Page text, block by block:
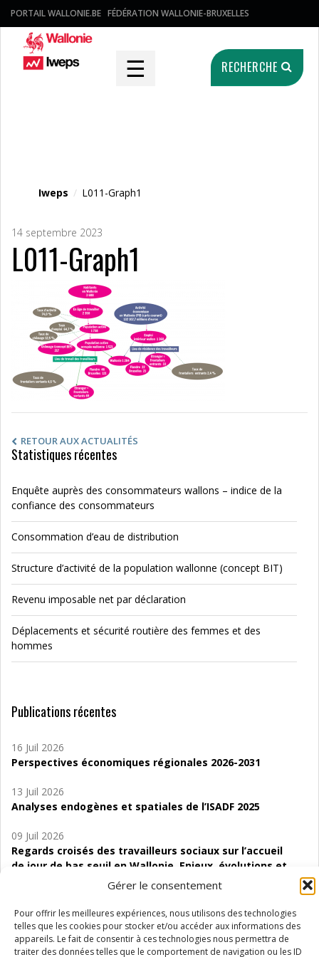
Gérer le consentement
Pour offrir les meilleures expériences, nous utilisons des technologies
telles que les cookies pour stocker et/ou accéder aux informations des
appareils. Le fait de consentir à ces technologies nous permettra de
traiter des données telles que le comportement de navigation ou les ID
PORTAIL WALLONIE.BE FÉDÉRATION WALLONIE-BRUXELLES
☰ RECHERCHE
Iweps / L011-Graph1
14 septembre 2023
L011-Graph1
RETOUR AUX ACTUALITÉS
Statistiques récentes
Enquête auprès des consommateurs wallons – indice de la
confiance des consommateurs
Consommation d’eau de distribution
Structure d’activité de la population wallonne (concept BIT)
Revenu imposable net par déclaration
Déplacements et sécurité routière des femmes et des
hommes
Publications récentes
16 Juil 2026
Perspectives économiques régionales 2026-2031
13 Juil 2026
Analyses endogènes et spatiales de l’ISADF 2025
09 Juil 2026
Regards croisés des travailleurs sociaux sur l’accueil
de jour de bas seuil en Wallonie. Enjeux, évolutions et
06 Juil 2026
Étude d’évaluabilité des Structures
d’accompagnement à l’autocréation d’emploi (SAACE)